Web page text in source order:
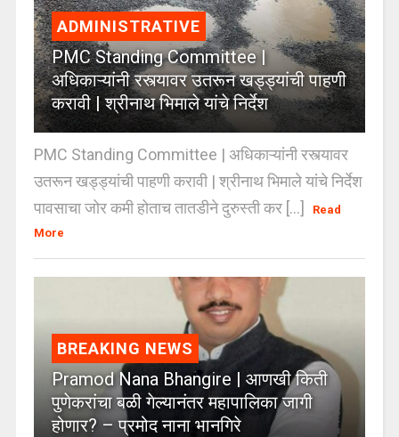
ADMINISTRATIVE
PMC Standing Committee |
अधिकाऱ्यांनी रस्त्यावर उतरून खड्ड्यांची पाहणी
करावी | श्रीनाथ भिमाले यांचे निर्देश
PMC Standing Committee | अधिकाऱ्यांनी रस्त्यावर
उतरून खड्ड्यांची पाहणी करावी | श्रीनाथ भिमाले यांचे निर्देश
पावसाचा जोर कमी होताच तातडीने दुरुस्ती कर [...]
Read
More
BREAKING NEWS
Pramod Nana Bhangire | आणखी किती
पुणेकरांचा बळी गेल्यानंतर महापालिका जागी
होणार? – प्रमोद नाना भानगिरे